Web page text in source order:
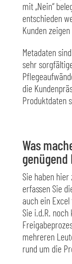
mit „Nein“
entschieden
Kunden
Metadaten
sehr
die
Produktdaten
Was
genügend
Sie haben
erfassen Sie
auch ein
Sie i.d.R. noch
mehreren
rund um die